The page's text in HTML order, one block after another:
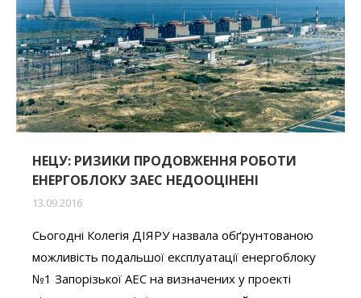
НЕЦУ: РИЗИКИ ПРОДОВЖЕННЯ РОБОТИ
ЕНЕРГОБЛОКУ ЗАЕС НЕДООЦІНЕНІ
13.09.2016
Сьогодні Колегія ДІЯРУ назвала обґрунтованою
можливість подальшої експлуатації енергоблоку
№1 Запорізької АЕС на визначених у проекті